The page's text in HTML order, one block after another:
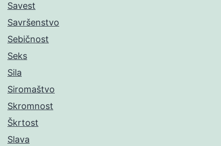
Savest
Savršenstvo
Sebičnost
Seks
Sila
Siromaštvo
Skromnost
Škrtost
Slava